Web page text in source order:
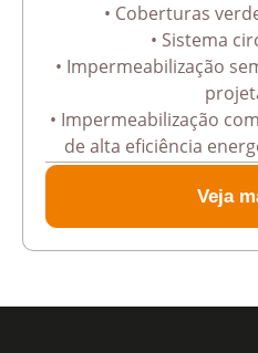
• Coberturas
• Sistema
• Impermeabilização
• Impermeabilização
de alta eficiência
Veja